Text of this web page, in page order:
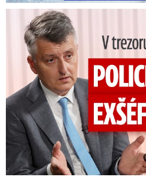
V trezoru měl 80 milionů: Policie